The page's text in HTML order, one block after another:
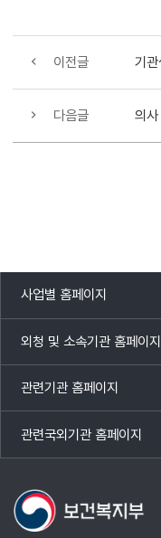
이전글
다음글
사업별 홈페이지
목록
열기
외청 및 소속기관 홈페이지
목록
열기
관련기관 홈페이지
목록
열기
관련국외기관 홈페이지
목록
열기